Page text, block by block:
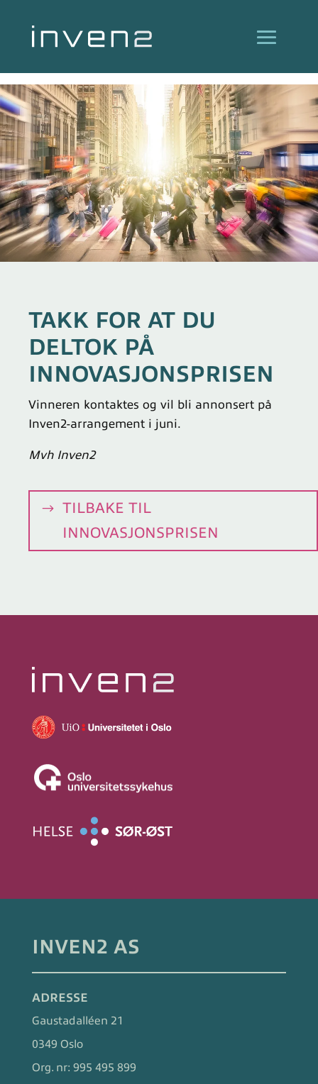
TAKK FOR AT DU
DELTOK PÅ
INNOVASJONSPRISEN
Vinneren kontaktes og vil bli annonsert på
Inven2-arrangement i juni.
Mvh Inven2
TILBAKE TIL
INNOVASJONSPRISEN
INVEN2 AS
ADRESSE
Gaustadalléen 21
0349 Oslo
Org. nr: 995 495 899